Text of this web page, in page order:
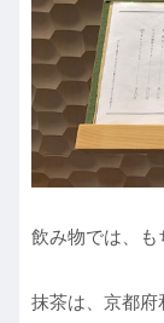
飲み物では、も
抹茶は、京都